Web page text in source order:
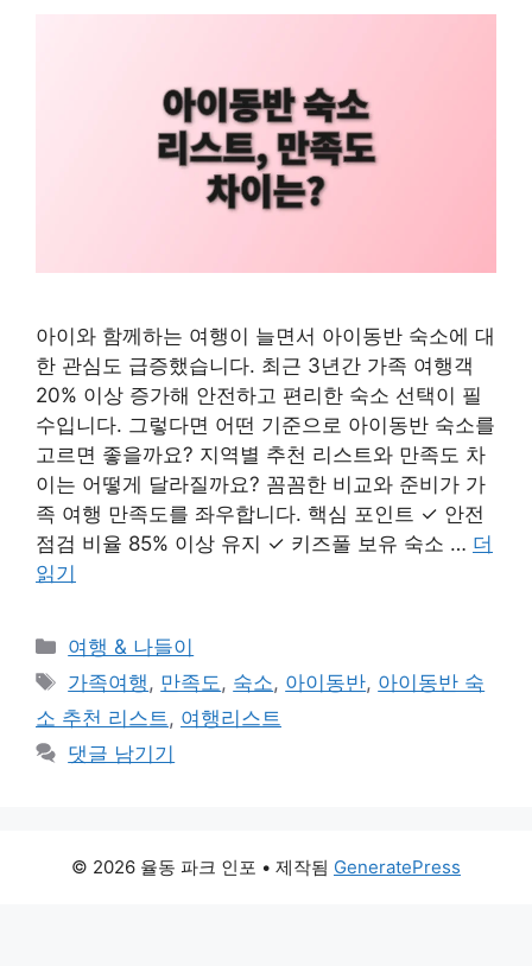
아이와 함께하는 여행이 늘면서 아이동반 숙소에 대
한 관심도 급증했습니다. 최근 3년간 가족 여행객
20% 이상 증가해 안전하고 편리한 숙소 선택이 필
수입니다. 그렇다면 어떤 기준으로 아이동반 숙소를
고르면 좋을까요? 지역별 추천 리스트와 만족도 차
이는 어떻게 달라질까요? 꼼꼼한 비교와 준비가 가
족 여행 만족도를 좌우합니다. 핵심 포인트 ✓ 안전
점검 비율 85% 이상 유지 ✓ 키즈풀 보유 숙소 … 더
읽기
카
테
리
여행 & 나들이
태
그
가족여행, 만족도, 숙소, 아이동반, 아이동반 숙
소 추천 리스트, 여행리스트
댓글 남기기
© 2026 율동 파크 인포 • 제작됨 GeneratePress